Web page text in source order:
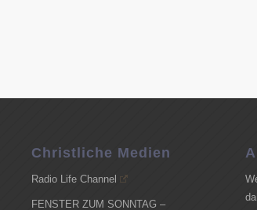
Christliche Medien
Radio Life Channel
FENSTER ZUM SONNTAG –